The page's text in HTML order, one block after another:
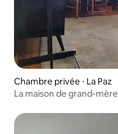
Chambre privée ⋅ La Paz
La maison de grand-mère